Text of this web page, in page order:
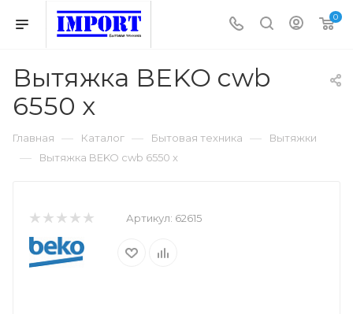
0
Вытяжка BEKO cwb
6550 x
Главная — Каталог — Бытовая техника — Вытяжки
— Вытяжка BEKO cwb 6550 x
Артикул: 62615